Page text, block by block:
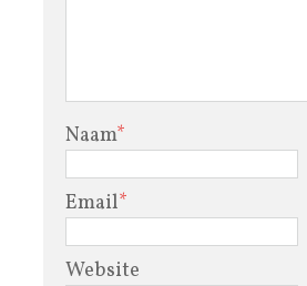
Naam*
Email*
Website